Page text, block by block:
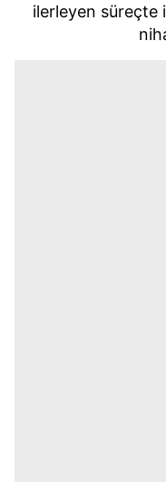
ilerleyen süreçte